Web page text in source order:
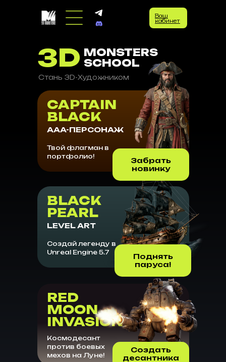
Ваш
кабинет
3D MONSTERS
SCHOOL
Стань 3D-Художником
RED
MOON
INVASION
Космодесант
против боевых
мехов на Луне!
Создать
десантника
BLACK
PEARL
LEVEL ART
Создай легенду в
Unreal Engine 5.7
Поднять
паруса!
CAPTAIN
BLACK
AAA-ПЕРСОНАЖ
Твой флагман в
портфолио!
Забрать
новинку